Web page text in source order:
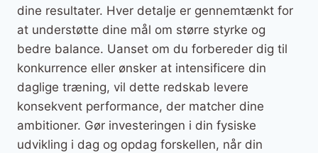
dine resultater. Hver detalje er gennemtænkt for
at understøtte dine mål om større styrke og
bedre balance. Uanset om du forbereder dig til
konkurrence eller ønsker at intensificere din
daglige træning, vil dette redskab levere
konsekvent performance, der matcher dine
ambitioner. Gør investeringen i din fysiske
udvikling i dag og opdag forskellen, når din